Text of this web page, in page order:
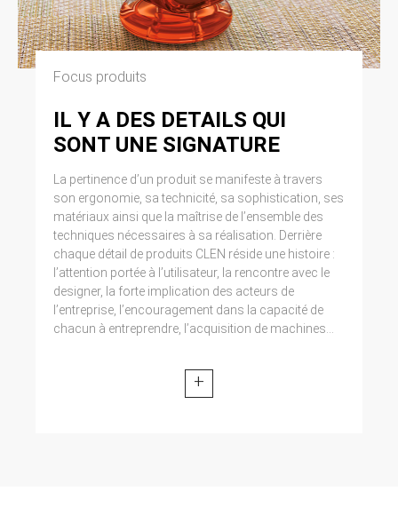
Focus produits
IL Y A DES DETAILS QUI
SONT UNE SIGNATURE
La pertinence d’un produit se manifeste à travers
son ergonomie, sa technicité, sa sophistication, ses
matériaux ainsi que la maîtrise de l’ensemble des
techniques nécessaires à sa réalisation. Derrière
chaque détail de produits CLEN réside une histoire :
l’attention portée à l’utilisateur, la rencontre avec le
designer, la forte implication des acteurs de
l’entreprise, l’encouragement dans la capacité de
chacun à entreprendre, l’acquisition de machines...
+